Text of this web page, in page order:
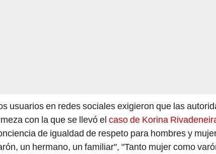
usuarios en redes sociales exigieron que las
con la que se llevó el caso de Korina
de igualdad de respeto para hombres y
un hermano, un familiar", "Tanto mujer como